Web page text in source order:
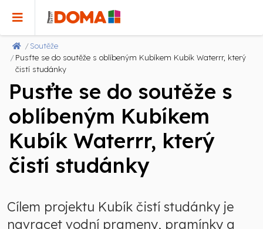
Soutěže
Pusťte se do soutěže s oblíbeným Kubíkem Kubík Waterrr, který
čistí studánky
Pusťte se do soutěže s
oblíbeným Kubíkem
Kubík Waterrr, který
čistí studánky
Cílem projektu Kubík čistí studánky je
navracet vodní prameny, pramínky a